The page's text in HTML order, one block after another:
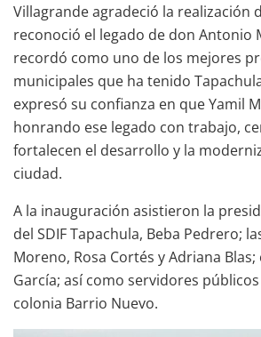
Villagrande agradeció la realización
reconoció el legado de don Antonio
recordó como uno de los mejores
municipales que ha tenido
expresó su confianza en que Yamil
honrando ese legado con trabajo,
fortalecen el desarrollo y la
ciudad.
A la inauguración asistieron la
del SDIF Tapachula, Beba Pedrero;
Moreno, Rosa Cortés y Adriana
García; así como servidores
colonia Barrio Nuevo.